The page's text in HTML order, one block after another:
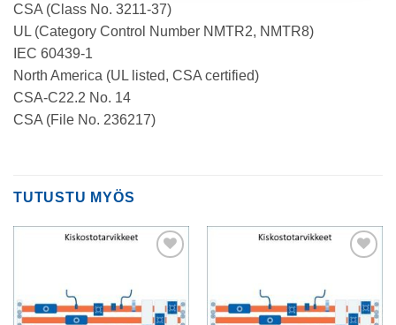
CSA (Class No. 3211-37)
UL (Category Control Number NMTR2, NMTR8)
IEC 60439-1
North America (UL listed, CSA certified)
CSA-C22.2 No. 14
CSA (File No. 236217)
TUTUSTU MYÖS